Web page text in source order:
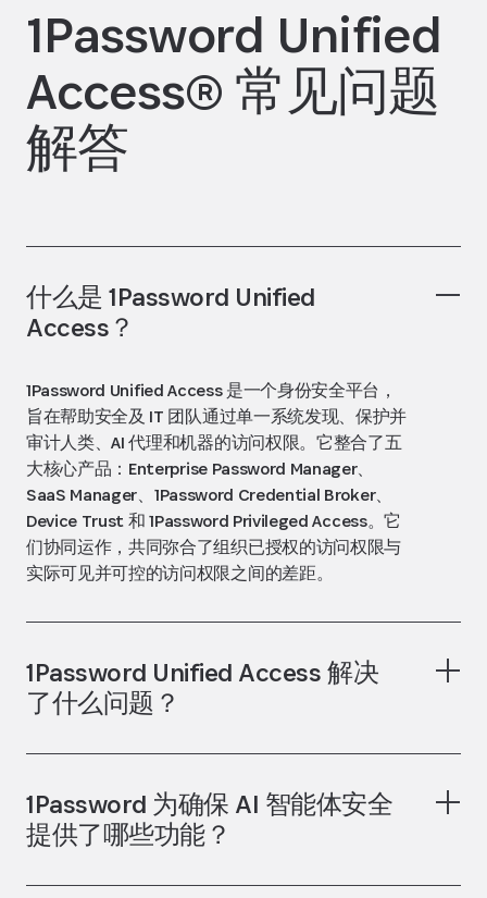
1Password Unified
Access® 常见问题
解答
什么是 1Password Unified
Access？
1Password Unified Access 是一个身份安全平台，
旨在帮助安全及 IT 团队通过单一系统发现、保护并
审计人类、AI 代理和机器的访问权限。它整合了五
大核心产品：Enterprise Password Manager、
SaaS Manager、1Password Credential Broker、
Device Trust 和 1Password Privileged Access。它
们协同运作，共同弥合了组织已授权的访问权限与
实际可见并可控的访问权限之间的差距。
1Password Unified Access 解决
了什么问题？
1Password 为确保 AI 智能体安全
提供了哪些功能？